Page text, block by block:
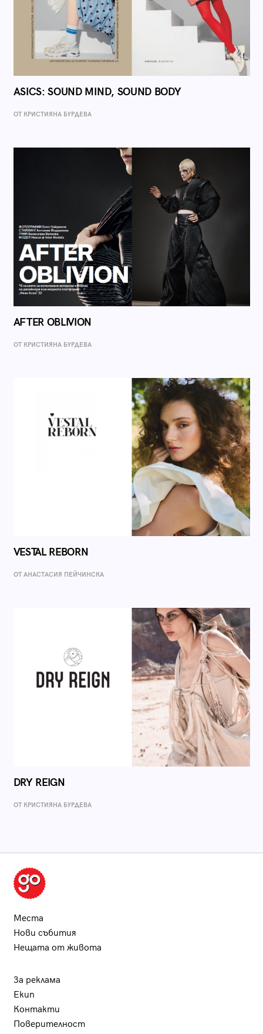
ASICS: SOUND MIND, SOUND BODY
ОТ КРИСТИЯНА БУРДЕВА
AFTER OBLIVION
ОТ КРИСТИЯНА БУРДЕВА
VESTAL REBORN
ОТ AНАСТАСИЯ ПЕЙЧИНСКА
DRY REIGN
ОТ КРИСТИЯНА БУРДЕВА
Места
Нови събития
Нещата от живота
За реклама
Екип
Контакти
Поверителност